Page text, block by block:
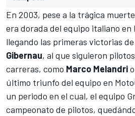
En 2003, pese a la trágica
era dorada del equipo italiano en
llegando las primeras victorias
Gibernau, al que siguieron
carreras, como Marco Melandrio
último triunfo del equipo en
un periodo en el cual, el equipo
campeonato de pilotos,